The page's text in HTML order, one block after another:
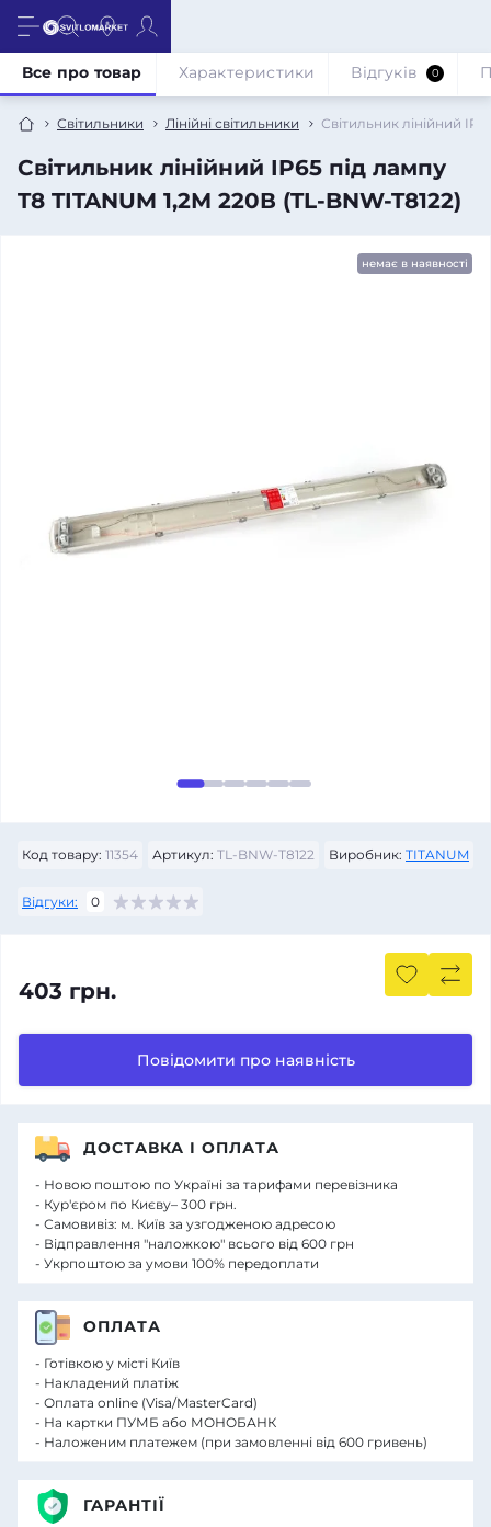
Світильники Лінійні світильники Світильник лінійний
Світильник лінійний IP65 під лампу
T8 TITANUM 1,2М 220В (TL-BNW-T8122)
Все про товар Характеристики Відгуків 0
немає в наявності
Код товару: 11354 Артикул: TL-BNW-T8122 Виробник: TITANUM
Відгуки: 0
403 грн.
Повідомити про наявність
ДОСТАВКА І ОПЛАТА
- Новою поштою по Україні за тарифами перевізника
- Кур'єром по Києву– 300 грн.
- Самовивіз: м. Київ за узгодженою адресою
- Відправлення "наложкою" всього від 600 грн
- Укрпоштою за умови 100% передоплати
ОПЛАТА
- Готівкою у місті Київ
- Накладений платіж
- Оплата online (Visa/MasterCard)
- На картки ПУМБ або МОНОБАНК
- Наложеним платежем (при замовленні від 600 гривень)
ГАРАНТІЇ